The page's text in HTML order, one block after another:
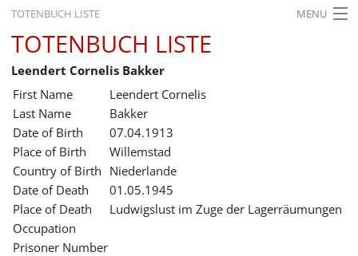
TOTENBUCH LISTE MENU
STARTSEITE
AUSSTELLUNGEN
GESCHICHTE
BILDUNG
FORSCHUNG
SERVICE
Leichte Sprache
TOTENBUCH LISTE
Leendert Cornelis Bakker
First Name
Leendert Cornelis
Last Name
Bakker
Date of Birth
07.04.1913
Place of Birth
Willemstad
Country of Birth Niederlande
Date of Death
01.05.1945
Place of Death
Ludwigslust im Zuge der Lagerräumungen
Occupation
Prisoner Number